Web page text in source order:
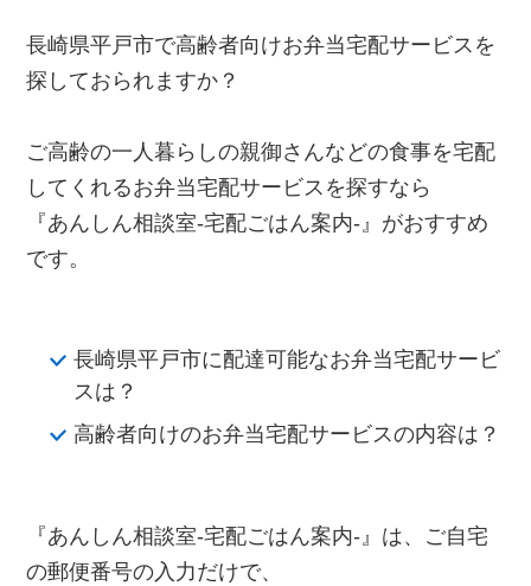
長崎県平戸市で高齢者向けお弁当宅配サービスを
探しておられますか？
ご高齢の一人暮らしの親御さんなどの食事を宅配
してくれるお弁当宅配サービスを探すなら
『あんしん相談室‐宅配ごはん案内‐』がおすすめ
です。
長崎県平戸市に配達可能なお弁当宅配サービ
スは？
高齢者向けのお弁当宅配サービスの内容は？
『あんしん相談室‐宅配ごはん案内‐』は、ご自宅
の郵便番号の入力だけで、